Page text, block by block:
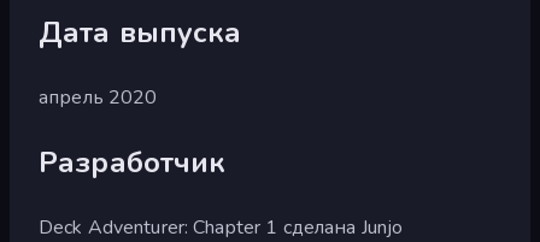
Дата выпуска
апрель 2020
Разработчик
Deck Adventurer: Chapter 1 сделана Junjo